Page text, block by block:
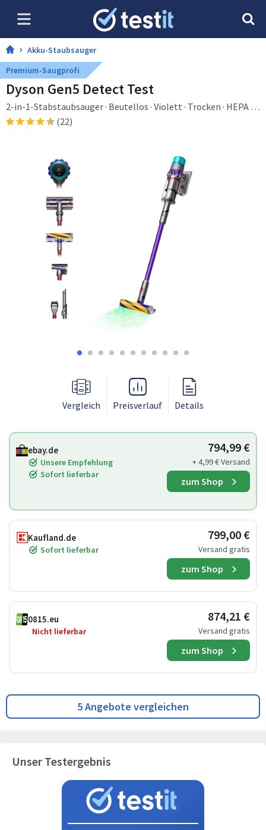
Akku-Staubsauger
Premium-Saugprofi
Dyson Gen5 Detect Test
2-in-1-Stabstaubsauger · Beutellos · Violett · Trocken · HEPA ·
Zyklonal
(22)
Vergleich Preisverlauf Details
ebay.de
Unsere Empfehlung
Sofort lieferbar
794,99 €
+ 4,99 € Versand
zum Shop
Kaufland.de
Sofort lieferbar
799,00 €
Versand gratis
zum Shop
0815.eu
Nicht lieferbar
874,21 €
Versand gratis
zum Shop
5 Angebote vergleichen
Unser Testergebnis